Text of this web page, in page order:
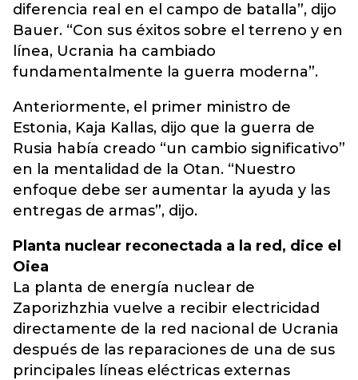
diferencia real en el campo de batalla”, dijo
Bauer. “Con sus éxitos sobre el terreno y en
línea, Ucrania ha cambiado
fundamentalmente la guerra moderna”.
Anteriormente, el primer ministro de
Estonia, Kaja Kallas, dijo que la guerra de
Rusia había creado “un cambio significativo”
en la mentalidad de la Otan. “Nuestro
enfoque debe ser aumentar la ayuda y las
entregas de armas”, dijo.
Planta nuclear reconectada a la red, dice el
Oiea
La planta de energía nuclear de
Zaporizhzhia vuelve a recibir electricidad
directamente de la red nacional de Ucrania
después de las reparaciones de una de sus
principales líneas eléctricas externas